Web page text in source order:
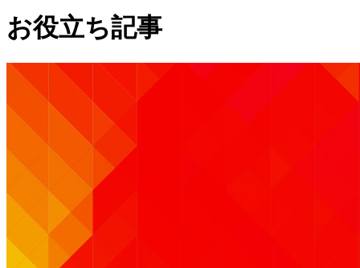
お役立ち記事